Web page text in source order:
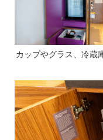
カップやグラス、冷蔵